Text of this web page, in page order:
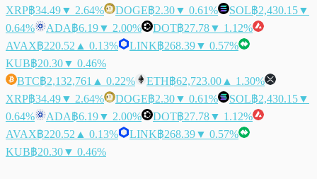
XRP฿34.49▼ 2.64% DOGE฿2.30▼ 0.61% SOL฿2,430.15▼
0.64%
ADA฿6.19▼ 2.00% DOT฿27.78▼ 1.12%
AVAX฿220.52 ▲ 0.13% LINK฿268.39▼ 0.57%
KUB฿20.30▼ 0.46%
BTC฿2,132,761 ▲ 0.22% ETH฿62,723.00 ▲ 1.30%
XRP฿34.49▼ 2.64% DOGE฿2.30▼ 0.61% SOL฿2,430.15▼
0.64%
ADA฿6.19▼ 2.00% DOT฿27.78▼ 1.12%
AVAX฿220.52 ▲ 0.13% LINK฿268.39▼ 0.57%
KUB฿20.30▼ 0.46%